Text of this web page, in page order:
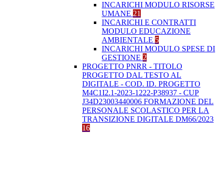
INCARICHI MODULO RISORSE
UMANE 21
INCARICHI E CONTRATTI
MODULO EDUCAZIONE
AMBIENTALE 5
INCARICHI MODULO SPESE DI
GESTIONE 2
PROGETTO PNRR - TITOLO
PROGETTO DAL TESTO AL
DIGITALE - COD. ID. PROGETTO
M4C1I2.1-2023-1222-P38937 - CUP
J34D23003440006 FORMAZIONE DEL
PERSONALE SCOLASTICO PER LA
TRANSIZIONE DIGITALE DM66/2023
16